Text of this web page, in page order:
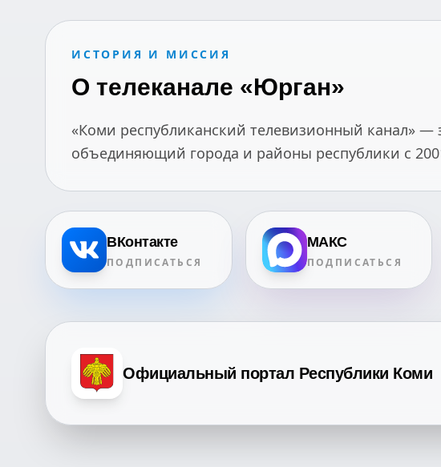
ИСТОРИЯ И МИССИЯ
О телеканале «Юрган»
«Коми республиканский телевизионный канал» —
объединяющий города и районы республики с
ВКонтакте
ПОДПИСАТЬСЯ
МАКС
ПОДПИСАТЬСЯ
Официальный портал Республики Коми